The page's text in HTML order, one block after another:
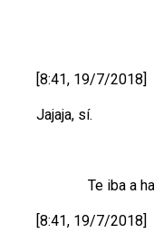
[8:41, 19/7/2018]
Jajaja, sí.
Te iba a
[8:41, 19/7/2018]